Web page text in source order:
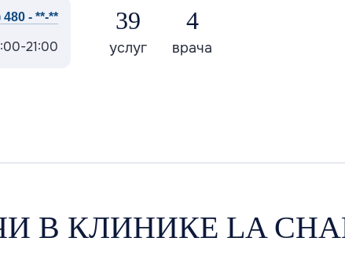
480 - **-**
21:00
39
услуг
4
врача
В КЛИНИКЕ LA